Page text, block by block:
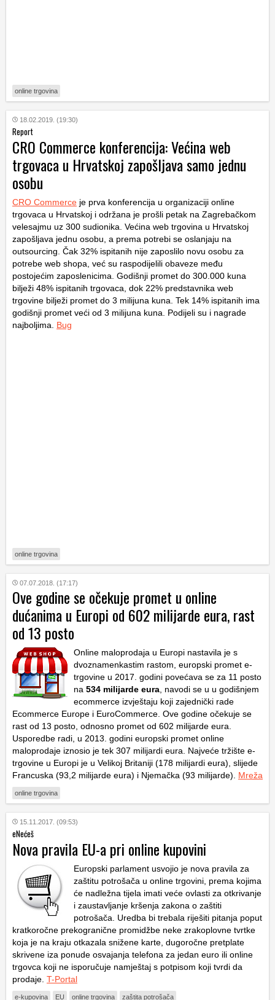
online trgovina
18.02.2019. (19:30)
Report
CRO Commerce konferencija: Većina web
trgovaca u Hrvatskoj zapošljava samo jednu
osobu
CRO Commerce je prva konferencija u organizaciji online
trgovaca u Hrvatskoj i održana je prošli petak na Zagrebačkom
velesajmu uz 300 sudionika. Većina web trgovina u Hrvatskoj
zapošljava jednu osobu, a prema potrebi se oslanjaju na
outsourcing. Čak 32% ispitanih nije zaposlilo novu osobu za
potrebe web shopa, već su raspodijelili obaveze među
postojećim zaposlenicima. Godišnji promet do 300.000 kuna
bilježi 48% ispitanih trgovaca, dok 22% predstavnika web
trgovine bilježi promet do 3 milijuna kuna. Tek 14% ispitanih ima
godišnji promet veći od 3 milijuna kuna. Podijeli su i nagrade
najboljima. Bug
online trgovina
07.07.2018. (17:17)
Ove godine se očekuje promet u online
dućanima u Europi od 602 milijarde eura, rast
od 13 posto
Online maloprodaja u Europi nastavila je s
dvoznamenkastim rastom, europski promet e-
trgovine u 2017. godini povećava se za 11 posto
na 534 milijarde eura , navodi se u u godišnjem
ecommerce izvještaju koji zajednički rade
Ecommerce Europe i EuroCommerce. Ove godine očekuje se
rast od 13 posto, odnosno promet od 602 milijarde eura.
Usporedbe radi, u 2013. godini europski promet online
maloprodaje iznosio je tek 307 milijardi eura. Najveće tržište e-
trgovine u Europi je u Velikoj Britaniji (178 milijardi eura), slijede
Francuska (93,2 milijarde eura) i Njemačka (93 milijarde). Mreža
online trgovina
15.11.2017. (09:53)
eNećeš
Nova pravila EU-a pri online kupovini
Europski parlament usvojio je nova pravila za
zaštitu potrošača u online trgovini, prema kojima
će nadležna tijela imati veće ovlasti za otkrivanje
i zaustavljanje kršenja zakona o zaštiti
potrošača. Uredba bi trebala riješiti pitanja poput
kratkoročne prekogranične promidžbe neke zrakoplovne tvrtke
koja je na kraju otkazala snižene karte, dugoročne pretplate
skrivene iza ponude osvajanja telefona za jedan euro ili online
trgovca koji ne isporučuje namještaj s potpisom koji tvrdi da
prodaje. T-Portal
e-kupovina EU online trgovina zaštita potrošača